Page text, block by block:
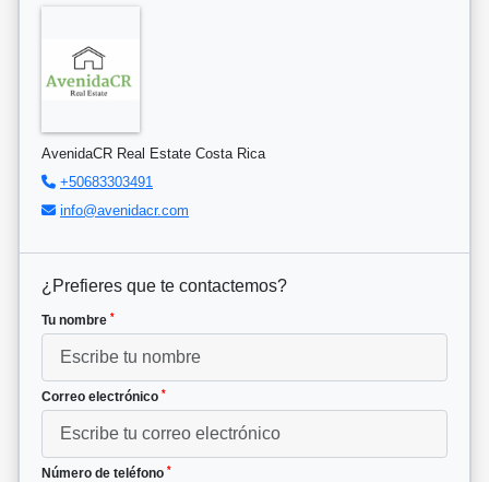
AvenidaCR Real Estate Costa Rica
+50683303491
info@avenidacr.com
¿Prefieres que te contactemos?
Tu nombre *
Correo electrónico *
Número de teléfono *